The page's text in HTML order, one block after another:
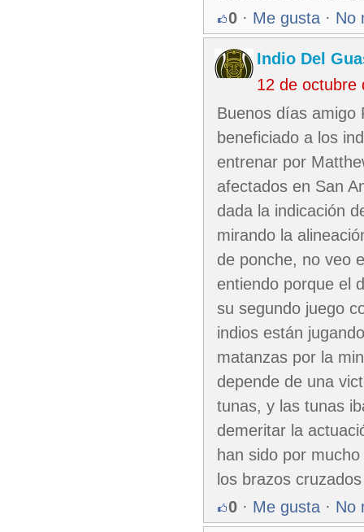
0 · Me gusta · No
Indio Del
12 de octubre
Buenos días amigo
beneficiado a los
entrenar por
afectados en San
dada la indicación
mirando la
de ponche, no veo
entiendo porque el
su segundo juego
indios están
matanzas por la
depende de una
tunas, y las tunas
demeritar la
han sido por
los brazos
0 · Me gusta · No